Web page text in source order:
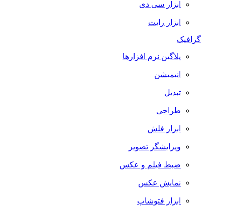
ابزار سی دی
ابزار رایت
گرافیک
پلاگین نرم افزارها
انیمیشن
تبدیل
طراحی
ابزار فلش
ویرایشگر تصویر
ضبط فيلم و عكس
نمایش عکس
ابزار فتوشاپ